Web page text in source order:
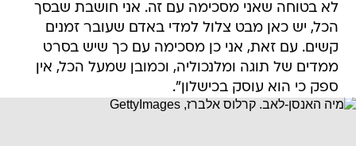
לא בטוחה שאני מסכימה עם זה. אני חושבת שבסך
הכל, יש כאן מבט צלול למדי באדם שעובר זמנים
קשים. עם זאת, אני כן מסכימה עם כך שיש בסרט
ממדים של תוגה ומלנכוליה, וכמובן שמעל הכל, אין
ספק כי הוא עוסק בכישלון".